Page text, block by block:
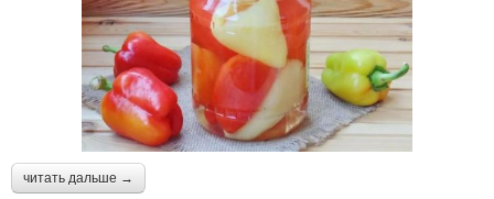
читать дальше →